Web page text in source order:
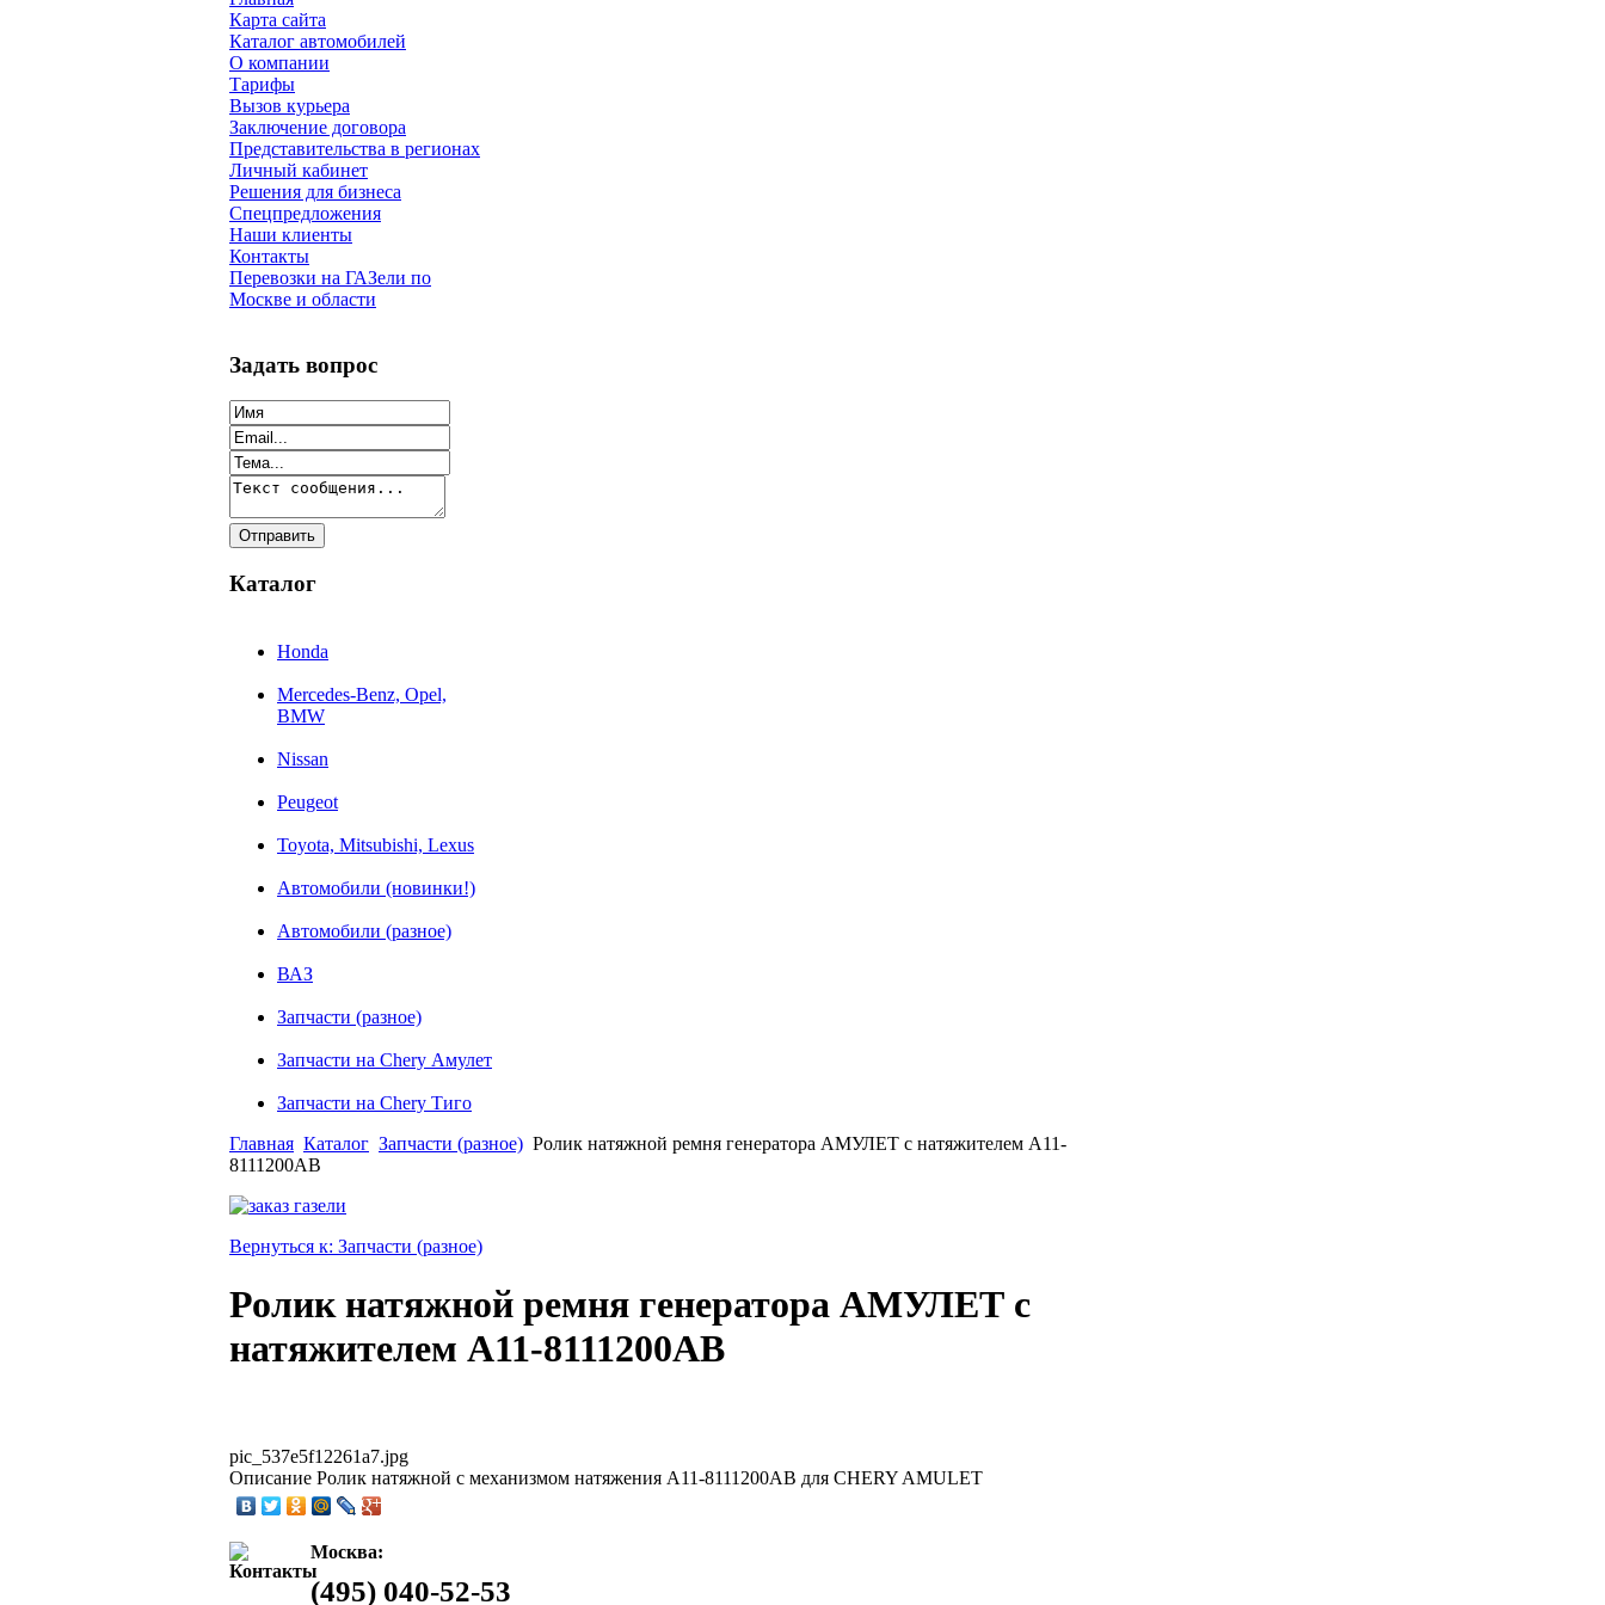
Карта сайта
Каталог автомобилей
О компании
Тарифы
Вызов курьера
Заключение договора
Представительства в регионах
Личный кабинет
Решения для бизнеса
Спецпредложения
Наши клиенты
Контакты
Перевозки на ГАЗели по
Москве и области
Задать вопрос
Каталог
Honda
Mercedes-Benz, Opel,
BMW
Nissan
Peugeot
Toyota, Mitsubishi, Lexus
Автомобили (новинки!)
Автомобили (разное)
ВАЗ
Запчасти (разное)
Запчасти на Chery Амулет
Запчасти на Chery Тиго
Главная Каталог Запчасти (разное) Ролик натяжной ремня генератора АМУЛЕТ с натяжителем A11-
8111200AB
Вернуться к: Запчасти (разное)
Ролик натяжной ремня генератора АМУЛЕТ с
натяжителем A11-8111200AB
pic_537e5f12261a7.jpg
Описание Ролик натяжной с механизмом натяжения A11-8111200AB для CHERY AMULET
Москва:
(495) 040-52-53